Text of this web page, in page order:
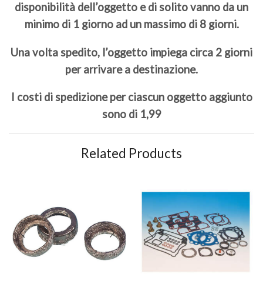
disponibilità dell’oggetto e di solito vanno da un
minimo di 1 giorno ad un massimo di 8 giorni.
Una volta spedito, l’oggetto impiega circa 2 giorni
per arrivare a destinazione.
I costi di spedizione per ciascun oggetto aggiunto
sono di 1,99
Related Products